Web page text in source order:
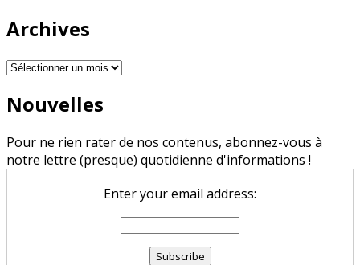
Archives
Archives
Nouvelles
Pour ne rien rater de nos contenus, abonnez-vous à
notre lettre (presque) quotidienne d'informations !
Enter your email address: